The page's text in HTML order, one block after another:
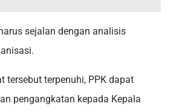
sejalan dengan analisis
tersebut terpenuhi, PPK dapat
pengangkatan kepada Kepala